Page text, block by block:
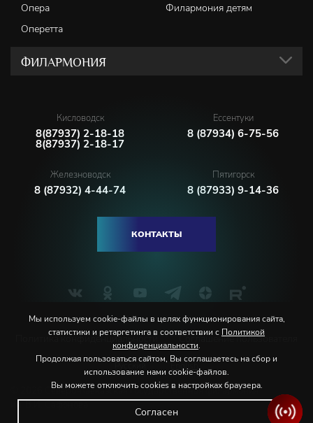
Опера
Филармония детям
Оперетта
ФИЛАРМОНИЯ
Кисловодск
8(87937) 2-18-18
8(87937) 2-18-17
Ессентуки
8 (87934) 6-75-56
Железноводск
8 (87932) 4-44-74
Пятигорск
8 (87933) 9-14-36
КОНТАКТЫ
Политика конфиденциальности Соглашение пользователя
© 2026 Северо-Кавказская государственная филармония
им. В.И. Сафонова
Мы используем cookie-файлы в целях функционирования сайта,
статистики и ретаргетинга в соответствии с Политикой
конфиденциальности.
Продолжая пользоваться сайтом, Вы соглашаетесь на сбор и
использование нами cookie-файлов.
Вы можете отключить cookies в настройках браузера.
Согласен